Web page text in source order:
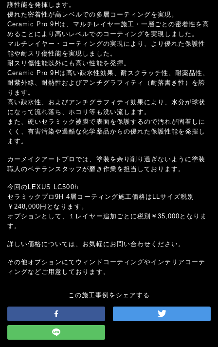
護性能を発揮します。
優れた密着性が高レベルでの多層コーティングを実現。
Ceramic Pro 9Hは、マルチレイヤー施工・一層ごとの密着性を高
めることにより高いレベルでのコーティングを実現しました。
マルチレイヤー・コーティングの実現により、より優れた保護性
能や耐スリ傷性能を実現しました。
耐スリ傷性能以外にも高い性能を発揮。
Ceramic Pro 9Hは高い疎水性効果、耐スクラッチ性、耐薬品性、
耐紫外線、耐熱性およびアンチグラフィティ（耐落書き性）を誇
ります。
高い疎水性、およびアンチグラフィティ効果により、水分が球状
になって流れ落ち、ホコリ等も洗い流します。
また、硬いセラミック被膜で表面を保護するので汚れが固着しに
くく、有害汚染や過酷な化学薬品からの優れた保護性能を発揮し
ます。
カーメイクアートプロでは、塗装を余り削り過ぎないように塗装
職人のベテランスタッフが磨き作業を担当しております。
今回のLEXUS LC500h
セラミックプロ9H 4層コーティング施工価格はLLサイズ税別
￥248,000円となります。
オプションとして、１レイヤー追加ごとに税別￥35,000となりま
す。
詳しい価格については、お気軽にお問い合わせください。
その他オプションにてウィンドコーティングやインテリアコーテ
ィングなどご用意しております。
この施工事例をシェアする